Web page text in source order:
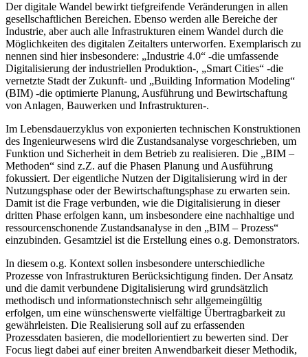
Der digitale Wandel bewirkt tiefgreifende Veränderungen in allen
gesellschaftlichen Bereichen. Ebenso werden alle Bereiche der
Industrie, aber auch alle Infrastrukturen einem Wandel durch die
Möglichkeiten des digitalen Zeitalters unterworfen. Exemplarisch zu
nennen sind hier insbesondere: „Industrie 4.0“ -die umfassende
Digitalisierung der industriellen Produktion-, „Smart Cities“ -die
vernetzte Stadt der Zukunft- und „Building Information Modeling“
(BIM) -die optimierte Planung, Ausführung und Bewirtschaftung
von Anlagen, Bauwerken und Infrastrukturen-.
Im Lebensdauerzyklus von exponierten technischen Konstruktionen
des Ingenieurwesens wird die Zustandsanalyse vorgeschrieben, um
Funktion und Sicherheit in dem Betrieb zu realisieren. Die „BIM –
Methoden“ sind z.Z. auf die Phasen Planung und Ausführung
fokussiert. Der eigentliche Nutzen der Digitalisierung wird in der
Nutzungsphase oder der Bewirtschaftungsphase zu erwarten sein.
Damit ist die Frage verbunden, wie die Digitalisierung in dieser
dritten Phase erfolgen kann, um insbesondere eine nachhaltige und
ressourcenschonende Zustandsanalyse in den „BIM – Prozess“
einzubinden. Gesamtziel ist die Erstellung eines o.g. Demonstrators.
In diesem o.g. Kontext sollen insbesondere unterschiedliche
Prozesse von Infrastrukturen Berücksichtigung finden. Der Ansatz
und die damit verbundene Digitalisierung wird grundsätzlich
methodisch und informationstechnisch sehr allgemeingültig
erfolgen, um eine wünschenswerte vielfältige Übertragbarkeit zu
gewährleisten. Die Realisierung soll auf zu erfassenden
Prozessdaten basieren, die modellorientiert zu bewerten sind. Der
Focus liegt dabei auf einer breiten Anwendbarkeit dieser Methodik,